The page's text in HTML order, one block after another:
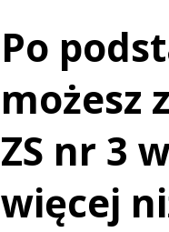
Po
możesz
ZS nr 3
więcej